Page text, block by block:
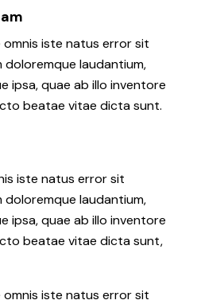
iste natus error sit
laudantium,
ipsa, quae ab illo inventore
beatae vitae dicta sunt.
iste natus error sit
laudantium,
ipsa, quae ab illo inventore
beatae vitae dicta sunt,
iste natus error sit